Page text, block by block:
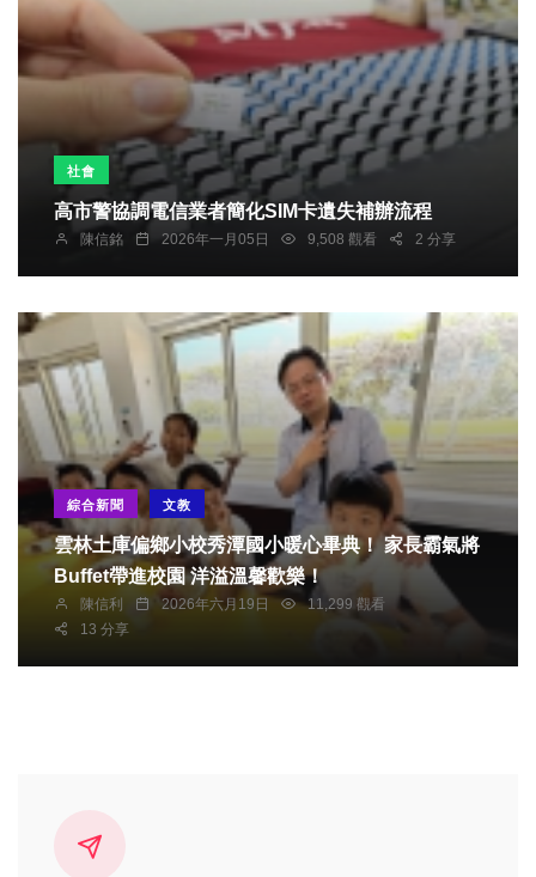
社會
高市警協調電信業者簡化SIM卡遺失補辦流程
陳信銘 2026年一月05日 9,508 觀看 2 分享
綜合新聞 文教
雲林土庫偏鄉小校秀潭國小暖心畢典！ 家長霸氣將
Buffet帶進校園 洋溢溫馨歡樂！
陳信利 2026年六月19日
11,299 觀看
13 分享